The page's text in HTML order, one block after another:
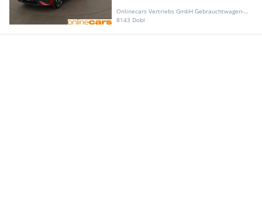
Onlinecars Vertriebs GmbH Gebrauchtwagen-Outlet  Werkstätte  Spenglerei  Lackiererei
8143 Dobl